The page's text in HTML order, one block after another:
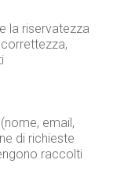
la riservatezza
email,
di richieste
raccolti